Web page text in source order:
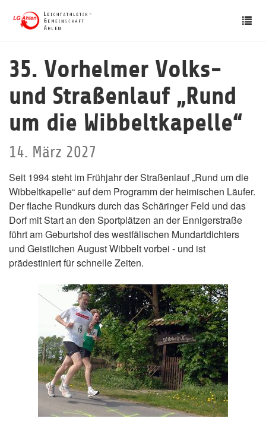
35. Vorhelmer Volks-
und Straßenlauf „Rund
um die Wibbeltkapelle“
14. März 2027
Seit 1994 steht im Frühjahr der Straßenlauf „Rund um die
Wibbeltkapelle“ auf dem Programm der heimischen Läufer.
Der flache Rundkurs durch das Schäringer Feld und das
Dorf mit Start an den Sportplätzen an der Ennigerstraße
führt am Geburtshof des westfälischen Mundartdichters
und Geistlichen August Wibbelt vorbei - und ist
prädestiniert für schnelle Zeiten.